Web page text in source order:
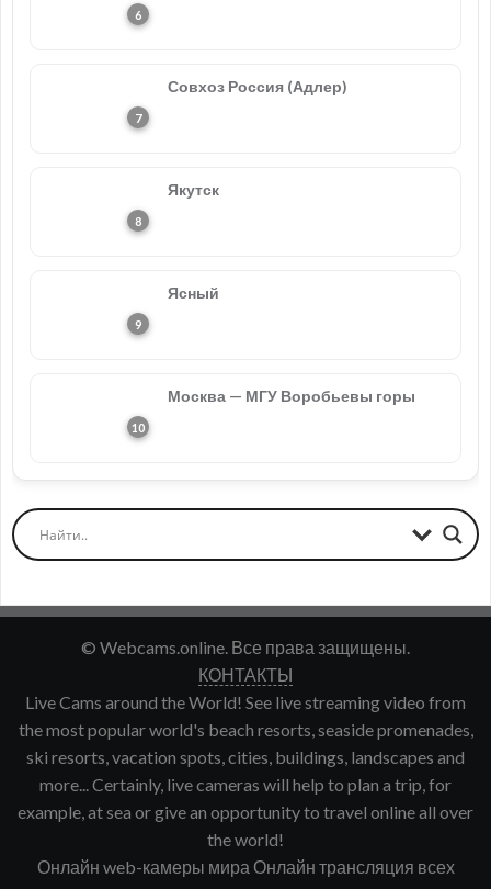
Совхоз Россия (Адлер)
Якутск
Ясный
Москва — МГУ Воробьевы горы
© Webcams.online. Все права защищены.
КОНТАКТЫ
Live Cams around the World! See live streaming video from
the most popular world's beach resorts, seaside promenades,
ski resorts, vacation spots, cities, buildings, landscapes and
more... Certainly, live cameras will help to plan a trip, for
example, at sea or give an opportunity to travel online all over
the world!
Онлайн web-камеры мира Онлайн трансляция всех